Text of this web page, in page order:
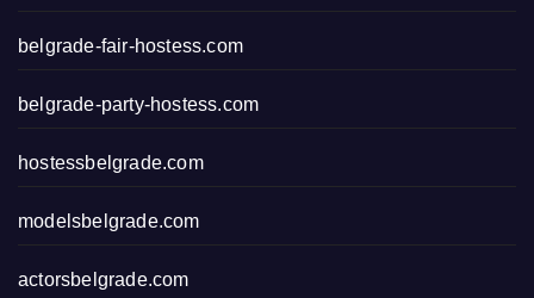
belgrade-fair-hostess.com
belgrade-party-hostess.com
hostessbelgrade.com
modelsbelgrade.com
actorsbelgrade.com